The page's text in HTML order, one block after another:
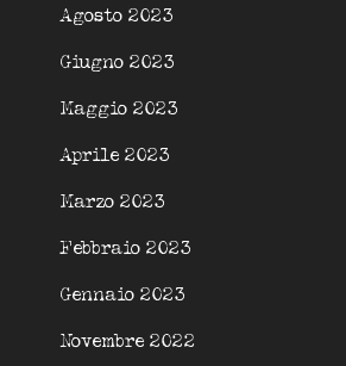
Agosto 2023
Giugno 2023
Maggio 2023
Aprile 2023
Marzo 2023
Febbraio 2023
Gennaio 2023
Novembre 2022